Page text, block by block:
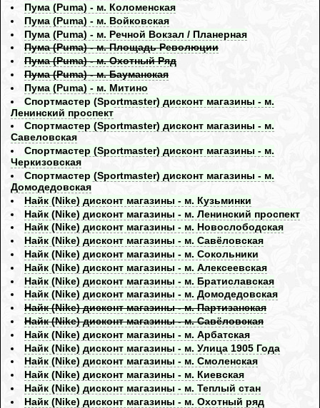
Пума (Puma) - м. Коломенская
Пума (Puma) - м. Войковская
Пума (Puma) - м. Речной Вокзал / Планерная
Пума (Puma) - м. Площадь Революции
Пума (Puma) - м. Охотный Ряд
Пума (Puma) - м. Бауманская
Пума (Puma) - м. Митино
Спортмастер (Sportmaster) дисконт магазины - м.
Ленинский проспект
Спортмастер (Sportmaster) дисконт магазины - м.
Савеловская
Спортмастер (Sportmaster) дисконт магазины - м.
Черкизовская
Спортмастер (Sportmaster) дисконт магазины - м.
Домодедовская
Найк (Nike) дисконт магазины - м. Кузьминки
Найк (Nike) дисконт магазины - м. Ленинский проспект
Найк (Nike) дисконт магазины - м. Новослободская
Найк (Nike) дисконт магазины - м. Савёловская
Найк (Nike) дисконт магазины - м. Сокольники
Найк (Nike) дисконт магазины - м. Алексеевская
Найк (Nike) дисконт магазины - м. Братиславская
Найк (Nike) дисконт магазины - м. Домодедовская
Найк (Nike) дисконт магазины - м. Партизанская
Найк (Nike) дисконт магазины - м. Савёловская
Найк (Nike) дисконт магазины - м. Арбатская
Найк (Nike) дисконт магазины - м. Улица 1905 Года
Найк (Nike) дисконт магазины - м. Смоленская
Найк (Nike) дисконт магазины - м. Киевская
Найк (Nike) дисконт магазины - м. Теплый стан
Найк (Nike) дисконт магазины - м. Охотный ряд